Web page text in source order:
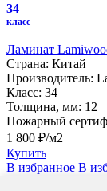
34
класс
Ламинат
Страна: Китай
Производитель:
Класс: 34
Толщина, мм: 12
Пожарный
1 800 ₽/м2
Купить
В избранное В